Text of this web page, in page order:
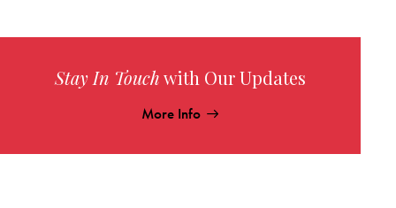
Stay In Touchwith Our Updates
More Info